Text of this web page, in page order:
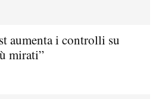
aumenta i controlli su
mirati”